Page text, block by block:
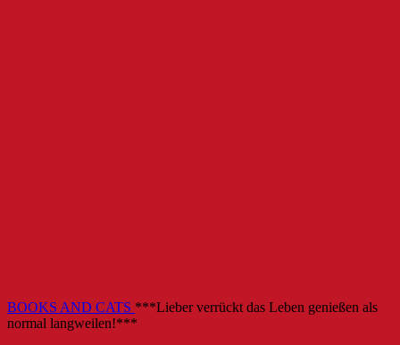
BOOKS AND CATS ***Lieber verrückt das Leben genießen als
normal langweilen!***